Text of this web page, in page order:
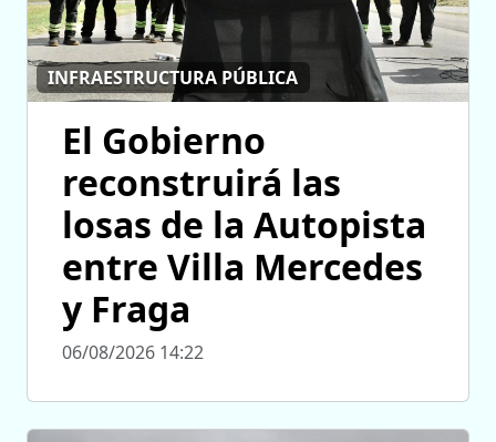
INFRAESTRUCTURA PÚBLICA
El Gobierno
reconstruirá las
losas de la Autopista
entre Villa Mercedes
y Fraga
06/08/2026 14:22